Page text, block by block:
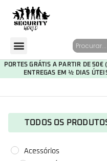
PORTES GRÁTIS A PARTIR DE
ENTREGAS EM ½ DIAS
TODOS OS
Acessórios